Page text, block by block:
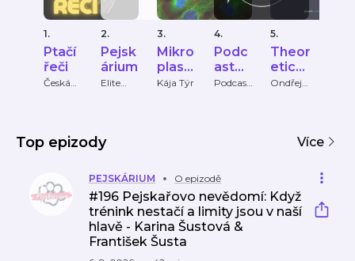
1.
Ptačí
řeči
Česká
2.
Pejsk
árium
Elite
3.
Mikro
plasty
—
Kája Týr
4.
Podc
ast
číslo
Podcast
5.
Theor
etical
Fronti
Ondřej
Top epizody Více
PEJSKÁRIUM O epizodě
#196 Pejskařovo nevědomí: Když
trénink nestačí a limity jsou v naší
hlavě - Karina Šustová &
František Šusta